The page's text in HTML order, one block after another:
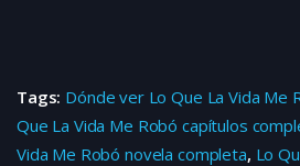
Tags: Dónde ver Lo Que La Vida Me
Que La Vida Me Robó capítulos
Vida Me Robó novela completa, Lo